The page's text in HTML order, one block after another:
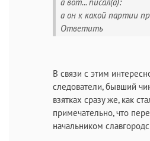
а он к какой партии
Ответить
В связи с этим
следователи, бывший
взятках сразу же, как
примечательно, что
начальником